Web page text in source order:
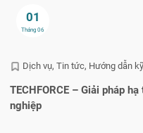
01
Tháng 06
Dịch vụ Tin tức Hướng dẫn
TECHFORCE – Giải pháp
nghiệp